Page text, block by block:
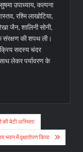
उपाध्याय, कल्पना
रश्मि लाखोटिया,
जैन, शालिनी सोनी,
संरक्षण की शपथ ली।
सदस्य चंदर
लेकर पर्यावरण के
की बेटी अस्मिता
भवन में वृक्षारोपण किया